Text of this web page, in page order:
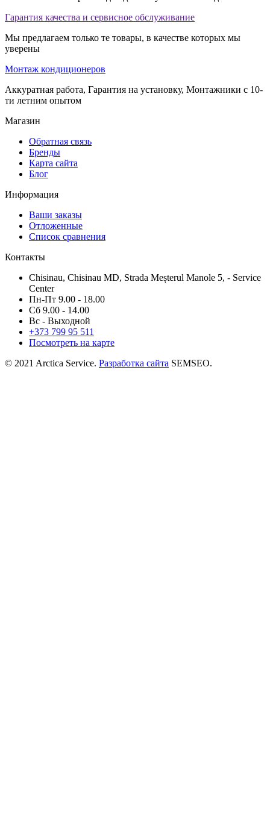
Гарантия качества и сервисное обслуживание
Мы предлагаем только те товары, в качестве которых мы
уверены
Монтаж кондиционеров
Аккуратная работа, Гарантия на установку, Монтажники с 10-
ти летним опытом
Магазин
Обратная связь
Бренды
Карта сайта
Блог
Информация
Ваши заказы
Отложенные
Список сравнения
Контакты
Chisinau, Chisinau MD, Strada Meșterul Manole 5, - Service
Center
Пн-Пт 9.00 - 18.00
Сб 9.00 - 14.00
Вс - Выходной
+373 799 95 511
Посмотреть на карте
© 2021 Arctica Service. Разработка сайта SEMSEO.